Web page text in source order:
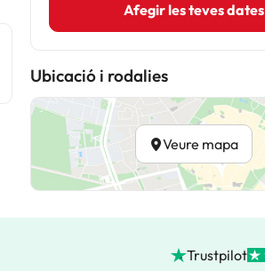
Afegir les teves dates
Ubicació i rodalies
Veure mapa
Trustpilot